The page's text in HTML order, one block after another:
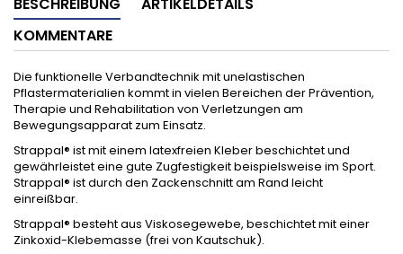
KOMMENTARE
Die funktionelle Verbandtechnik mit unelastischen
Pflastermaterialien kommt in vielen Bereichen der Prävention,
Therapie und Rehabilitation von Verletzungen am
Bewegungsapparat zum Einsatz.
Strappal® ist mit einem latexfreien Kleber beschichtet und
gewährleistet eine gute Zugfestigkeit beispielsweise im Sport.
Strappal® ist durch den Zackenschnitt am Rand leicht
einreißbar.
Strappal® besteht aus Viskosegewebe, beschichtet mit einer
Zinkoxid-Klebemasse (frei von Kautschuk).